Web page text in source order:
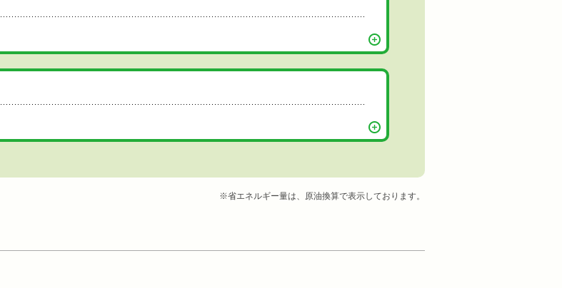
※省エネルギー量は、原油換算で表示しております。